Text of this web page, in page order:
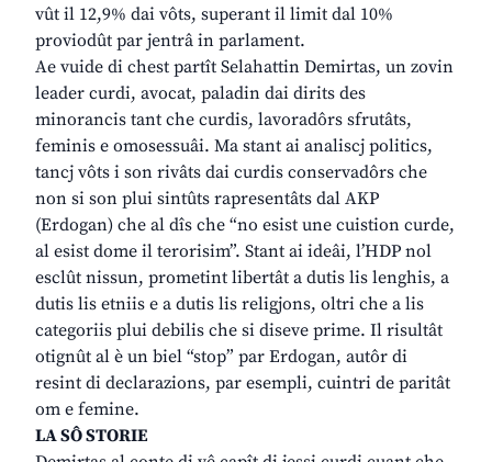
vût il 12,9% dai vôts, superant il limit dal 10%
proviodût par jentrâ in parlament.
Ae vuide di chest partît Selahattin Demirtas, un zovin
leader curdi, avocat, paladin dai dirits des
minorancis tant che curdis, lavoradôrs sfrutâts,
feminis e omosessuâi. Ma stant ai analiscj politics,
tancj vôts i son rivâts dai curdis conservadôrs che
non si son plui sintûts rapresentâts dal AKP
(Erdogan) che al dîs che “no esist une cuistion curde,
al esist dome il terorisim”. Stant ai ideâi, l’HDP nol
esclût nissun, prometint libertât a dutis lis lenghis, a
dutis lis etniis e a dutis lis religjons, oltri che a lis
categoriis plui debilis che si diseve prime. Il risultât
otignût al è un biel “stop” par Erdogan, autôr di
resint di declarazions, par esempli, cuintri de paritât
om e femine.
LA SÔ STORIE